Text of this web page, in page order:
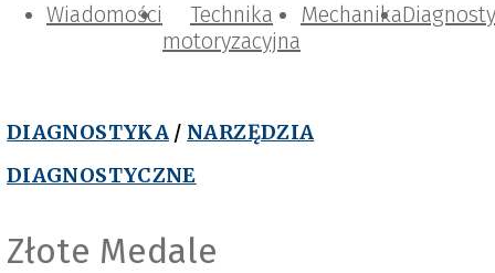
Wiadomości
Technika
motoryzacyjna
Mechanika
DIAGNOSTYKA / NARZĘDZIA
DIAGNOSTYCZNE
Złote Medale